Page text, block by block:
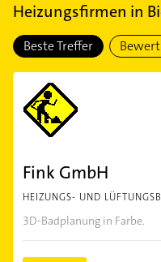
Heizungsfirmen in
Beste Treffer
Fink GmbH
HEIZUNGS- UND
3D-Badplanung in Farbe.